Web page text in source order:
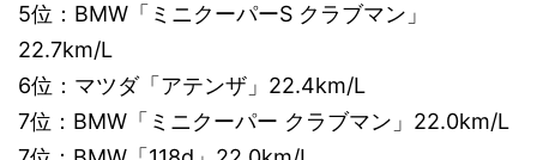
5位：BMW「ミニクーパーS クラブマン」
22.7km/L
6位：マツダ「アテンザ」22.4km/L
7位：BMW「ミニクーパー クラブマン」22.0km/L